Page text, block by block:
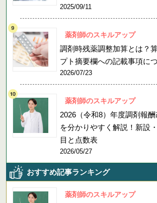
2025/09/11
薬剤師のスキルアップ
調剤時残薬調整加算とは？
プト摘要欄への記載事項に
2026/07/23
薬剤師のスキルアップ
2026（令和8）年度調剤報
を分かりやすく解説！新設
目と点数表
2026/05/27
おすすめ記事ランキング
薬剤師のスキルアップ